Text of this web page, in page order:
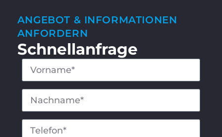
ANGEBOT & INFORMATIONEN
ANFORDERN
Schnellanfrage